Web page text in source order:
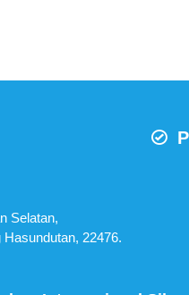
Selatan,
22476.